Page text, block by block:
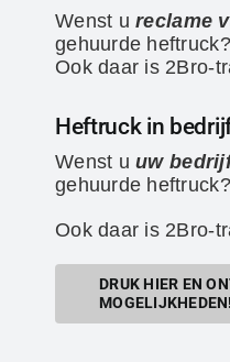
Wenst ureclame
gehuurde heftruck?
Ook daar is 2Bro-
Heftruck in
Wenst uuw
gehuurde heftruck?
Ook daar is 2Bro-
DRUK HIER EN
MOGELIJKHEDEN!